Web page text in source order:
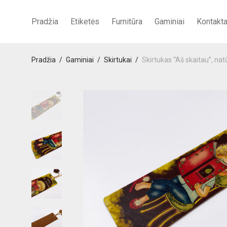
Pradžia Etiketės Furnitūra Gaminiai
Pradžia / Gaminiai / Skirtukai / Skirtukas “Aš skaitau”,